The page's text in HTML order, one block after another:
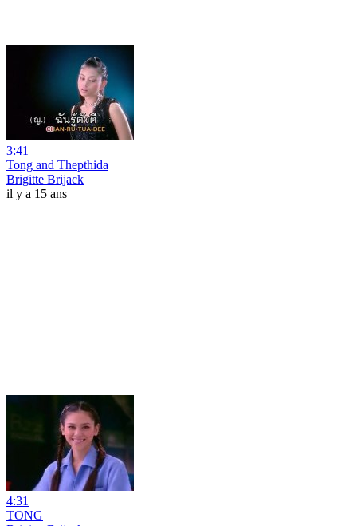
3:41
Tong and Thepthida
Brigitte Brijack
il y a 15 ans
4:31
TONG